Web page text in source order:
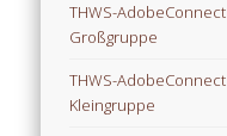
THWS-AdobeConnect
Großgruppe
THWS-AdobeConnect
Kleingruppe